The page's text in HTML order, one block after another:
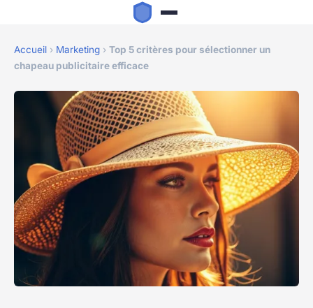
Accueil › Marketing › Top 5 critères pour sélectionner un
chapeau publicitaire efficace